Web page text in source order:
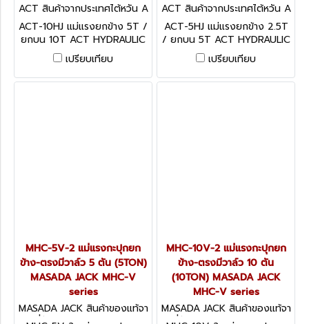
ACT สินค้าจากประเทศไต้หวัน A
CT-10HJ
ACT-10HJ แม่แรงยกข้าง 5T /
ยกบน 10T ACT HYDRAULIC
TRACK JACK
เปรียบเทียบ
ACT สินค้าจากประเทศไต้หวัน A
CT-5HJ
ACT-5HJ แม่แรงยกข้าง 2.5T
/ ยกบน 5T ACT HYDRAULIC
TRACK JACK
เปรียบเทียบ
MHC-5V-2 แม่แรงกะปุกยก
ข้าง-ตรงมีวาล์ว 5 ตัน (5TON)
MASADA JACK MHC-V
series
MASADA JACK สินค้าของแท้จา
กญี่ปุ่น MHC-5V-2 (5TON)
MHC-10V-2 แม่แรงกะปุกยก
ข้าง-ตรงมีวาล์ว 10 ตัน
(10TON) MASADA JACK
MHC-V series
MASADA JACK สินค้าของแท้จา
กญี่ปุ่น MHC-10V-2 (10TON)